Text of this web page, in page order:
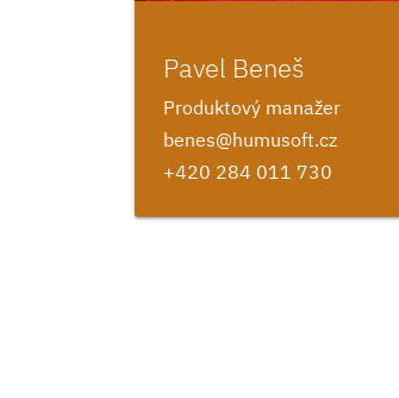
Pavel Beneš
Produktový manažer
benes@humusoft.cz
+420 284 011 730